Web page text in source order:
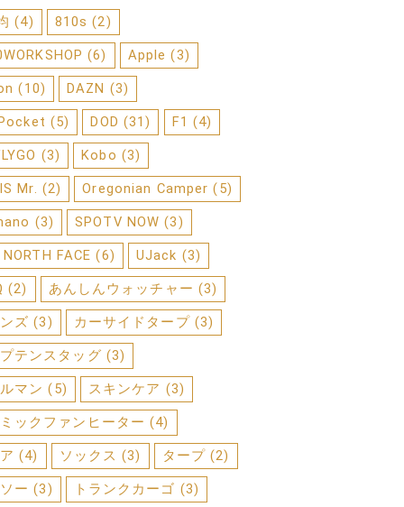
(4) 810s (2)
(6) Apple (3)
(10) DAZN (3)
(5) DOD (31) F1 (4)
(3) Kobo (3)
Mr. (2) Oregonian Camper (5)
(3) SPOTV NOW (3)
FACE (6) UJack (3)
(2) あんしんウォッチャー (3)
ズ (3) カーサイドタープ(3)
テンスタッグ (3)
マン (5) スキンケア (3)
ックファンヒーター (4)
(4) ソックス (3) タープ (2)
ー (3) トランクカーゴ (3)